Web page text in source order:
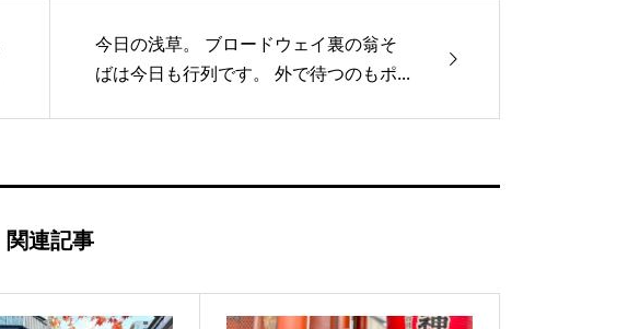
今日の浅草。 ブロードウェイ裏の翁そ
ばは今日も行列です。 外で待つのもポ...
関連記事